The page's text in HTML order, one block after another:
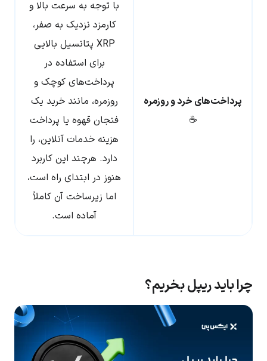
پرداخت‌های خرد و روزمره
☕
با توجه به سرعت بالا و
کارمزد نزدیک به صفر،
XRP پتانسیل بالایی
برای استفاده در
پرداخت‌های کوچک و
روزمره، مانند خرید یک
فنجان قهوه یا پرداخت
هزینه خدمات آنلاین، را
دارد. هرچند این کاربرد
هنوز در ابتدای راه است،
اما زیرساخت آن کاملاً
آماده است.
چرا باید ریپل بخریم؟